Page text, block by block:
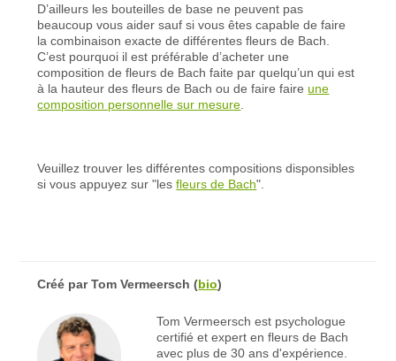
D’ailleurs les bouteilles de base ne peuvent pas
beaucoup vous aider sauf si vous êtes capable de faire
la combinaison exacte de différentes fleurs de Bach.
C’est pourquoi il est préférable d’acheter une
composition de fleurs de Bach faite par quelqu’un qui est
à la hauteur des fleurs de Bach ou de faire faireune
composition personnelle sur mesure
Veuillez trouver les différentes compositions disponsibles
si vous appuyez sur "lesfleurs de Bach".
Créé parTom Vermeersch (bio)
Tom Vermeersch est psychologue
certifié et expert en fleurs de Bach
avec plus de 30 ans d'expérience.